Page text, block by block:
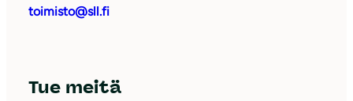
toimisto@sll.fi
Tue meitä